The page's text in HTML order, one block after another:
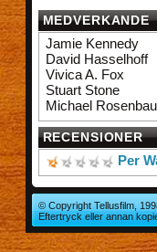
MEDVERKANDE
Jamie Kennedy
David Hasselhoff
Vivica A. Fox
Stuart Stone
Michael
RECENSIONER
Per
© Copyright Tellusfilm,
Eftertryck eller annan